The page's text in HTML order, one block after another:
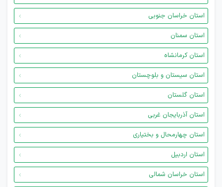
استان خراسان جنوبی
استان سمنان
استان کرمانشاه
استان سیستان و بلوچستان
استان گلستان
استان آذربایجان غربی
استان چهارمحال و بختیاری
استان اردبیل
استان خراسان شمالی